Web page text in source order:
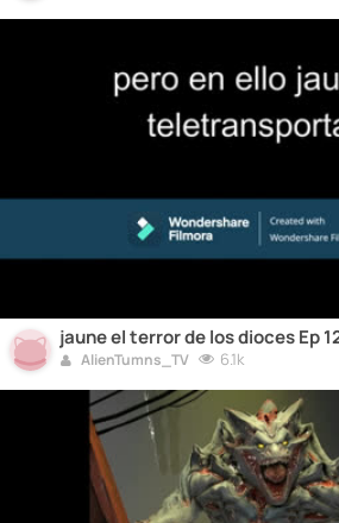
jaune el terror de los dioces Ep
AlienTumns_TV 6.1k